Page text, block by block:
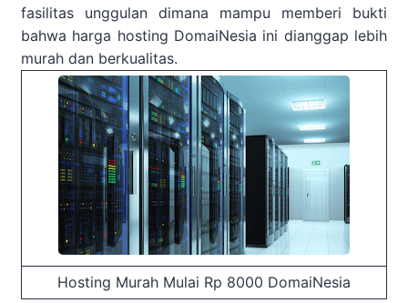
fasilitas unggulan dimana mampu memberi bukti
bahwa harga hosting DomaiNesia ini dianggap lebih
murah dan berkualitas.
Hosting Murah Mulai Rp 8000 DomaiNesia